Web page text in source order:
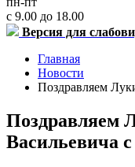
с 9.00 до 18.00
Версия для
Главная
Новости
Поздравляем
Поздравляем
Васильевича